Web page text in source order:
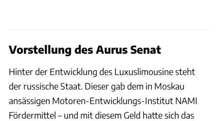
Vorstellung des Aurus Senat
Hinter der Entwicklung des Luxuslimousine steht
der russische Staat. Dieser gab dem in Moskau
ansässigen Motoren-Entwicklungs-Institut NAMI
Fördermittel – und mit diesem Geld hatte sich das